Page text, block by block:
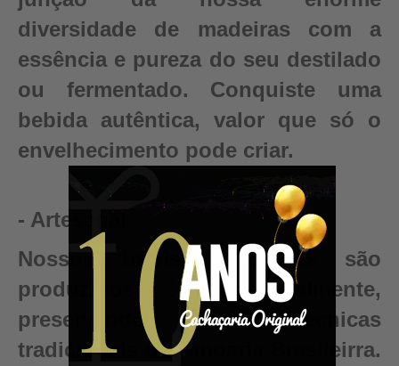
diversidade de madeiras com a
essência e pureza do seu destilado
ou fermentado. Conquiste uma
bebida autêntica, valor que só o
envelhecimento pode criar.
- Artesanal
Nossos barris e dornas são
produzidos artesanalmente,
preservando as técnicas
tradicionais da Tanoaria Brasileirra.